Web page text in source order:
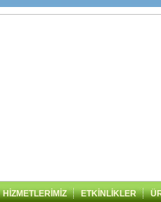
HİZMETLERİMİZ ETKİNLİKLER